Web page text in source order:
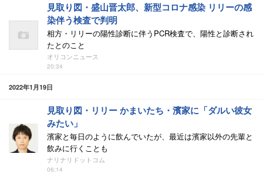
見取り図・盛山晋太郎、新型コロナ感染 リリーの感
染伴う検査で判明
相方・リリーの陽性診断に伴うPCR検査で、陽性と診断され
たとのこと
オリコンニュース
20:34
2022年1月19日
見取り図・リリー かまいたち・濱家に「ダルい彼女
みたい」
濱家と毎日のように飲んでいたが、最近は濱家以外の先輩と
飲みに行くことも
ナリナリドットコム
06:14